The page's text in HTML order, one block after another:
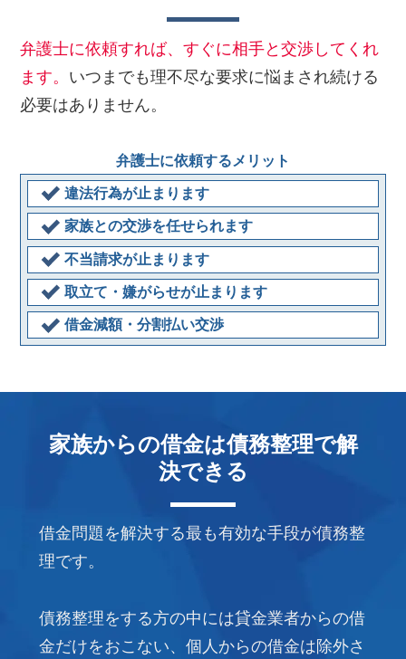
弁護士に依頼すれば、すぐに相手と交渉してくれ
ます。 いつまでも理不尽な要求に悩まされ続ける
必要はありません。
弁護士に依頼するメリット
違法行為が止まります
家族との交渉を任せられます
不当請求が止まります
取立て・嫌がらせが止まります
借金減額・分割払い交渉
家族からの借金は債務整理で解
決できる
借金問題を解決する最も有効な手段が債務整
理です。
債務整理をする方の中には貸金業者からの借
金だけをおこない、個人からの借金は除外さ